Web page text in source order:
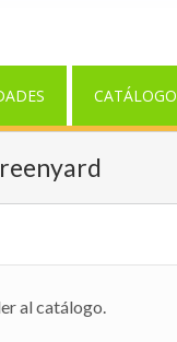
CATÁLOGO
al catálogo.